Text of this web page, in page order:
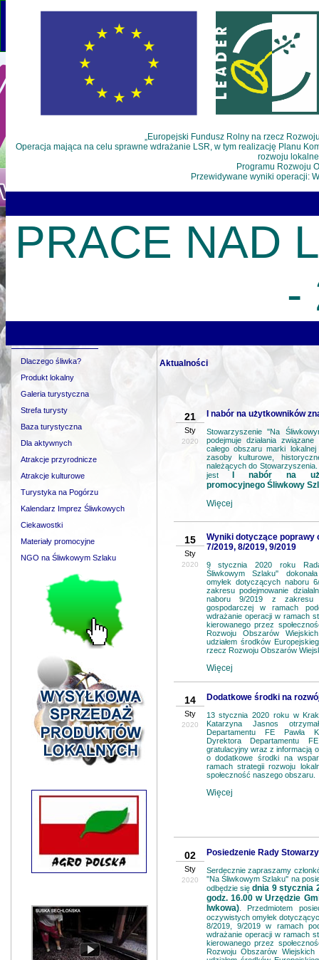
Używamy plików cookies, by ułatwić korzystanie z naszego serwisu. Jeśli
Więcej o plikach cookies
„Europejski Fundusz Rolny na rzecz
Operacja mająca na celu sprawne wdrażanie LSR, w tym realizację Planu
rozwoju
Programu Rozwoju
Przewidywane wyniki operacji:
PRACE NAD
-
Aktualności Śliwkowe miejsca Oferta warsztatowa
Dlaczego śliwka?
Produkt lokalny
Galeria turystyczna
Strefa turysty
Baza turystyczna
Dla aktywnych
Atrakcje przyrodnicze
Atrakcje kulturowe
Turystyka na Pogórzu
Kalendarz Imprez Śliwkowych
Ciekawostki
Materiały promocyjne
NGO na Śliwkowym Szlaku
Aktualności
21
Sty
2020
I nabór na użytkowników
Stowarzyszenie ''Na
podejmuje działania
całego obszaru marki
zasoby kulturowe,
należących do
jest
I nabór na
promocyjnego Śliwkowy
Więcej
15
Sty
2020
Wyniki dotyczące poprawy
7/2019, 8/2019, 9/2019
9 stycznia 2020 roku
Śliwkowym Szlaku''
omyłek dotyczących naboru
zakresu podejmowanie
naboru 9/2019 z zakresu
gospodarczej w ramach
wdrażanie operacji w ramach
kierowanego przez
Rozwoju Obszarów
udziałem środków
rzecz Rozwoju Obszarów
Więcej
14
Sty
2020
Dodatkowe środki na
13 stycznia 2020 roku w
Katarzyna Jasnos
Departamentu FE Pawła
Dyrektora Departamentu
gratulacyjny wraz z informacją
o dodatkowe środki na
ramach strategii rozwoju
społeczność naszego obszaru.
Więcej
02
Sty
2020
Posiedzenie Rady
Serdecznie zapraszamy
''Na Śliwkowym Szlaku'' na
odbędzie się dnia 9 stycznia
godz. 16.00 w Urzędzie
Iwkowa). Przedmiotem
oczywistych omyłek
8/2019, 9/2019 w ramach
wdrażanie operacji w ramach
kierowanego przez
Rozwoju Obszarów